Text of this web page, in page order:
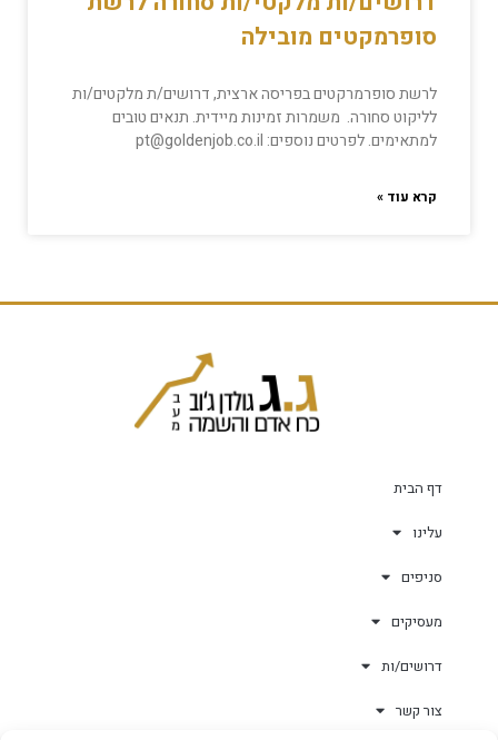
סופרמקטים מובילה
לרשת סופרמרקטים בפריסה ארצית, דרושים/ת מלקטים/ות
לליקוט סחורה. משמרות זמינות מיידית. תנאים טובים
למתאימים. לפרטים נוספים: pt@goldenjob.co.il
קרא עוד »
דף הבית
עלינו
סניפים
מעסיקים
דרושים/ות
צור קשר